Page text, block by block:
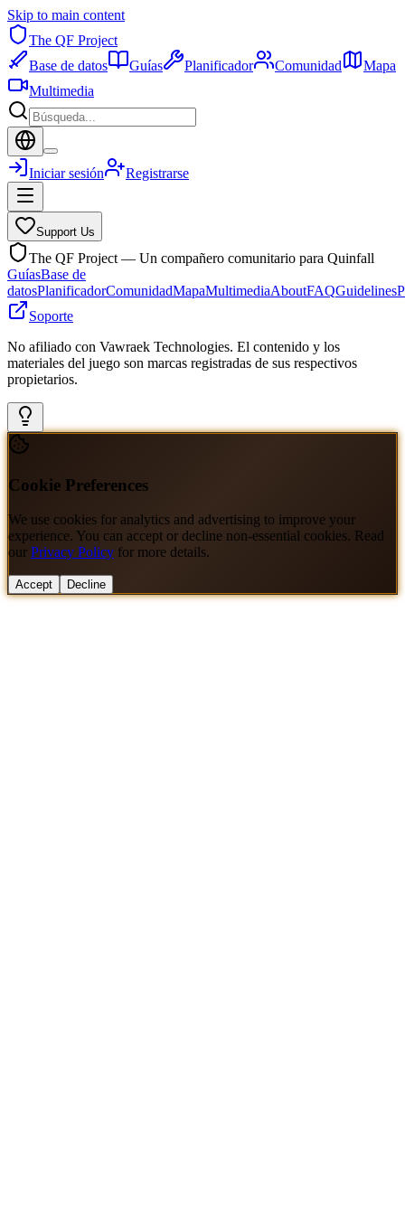
Skip to main content
The QF Project
Base de datos
Guías Planificador Comunidad
Mapa
Multimedia
Iniciar sesión Registrarse
Support Us
The QF Project — Un compañero comunitario para Quinfall
GuíasBase de
datosPlanificadorComunidadMapaMultimediaAboutFAQGuidelines
Soporte
No afiliado con Vawraek Technologies. El contenido y los
materiales del juego son marcas registradas de sus respectivos
propietarios.
Cookie Preferences
We use cookies for analytics and advertising to improve your
experience. You can accept or decline non-essential cookies. Read
our Privacy Policy for more details.
Accept Decline